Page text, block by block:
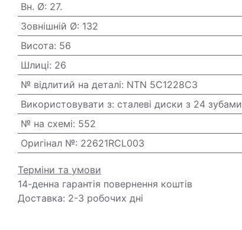
Вн. Ø: 27.
Зовнішній Ø: 132
Висота: 56
Шлиці: 26
№ відлитий на деталі: NTN 5C1228C3
Використовувати з: сталеві диски з 24 зубами
№ на схемі: 552
Оригінал №: 22621RCL003
Терміни та умови
14-денна гарантія повернення коштів
Доставка: 2-3 робочих дні